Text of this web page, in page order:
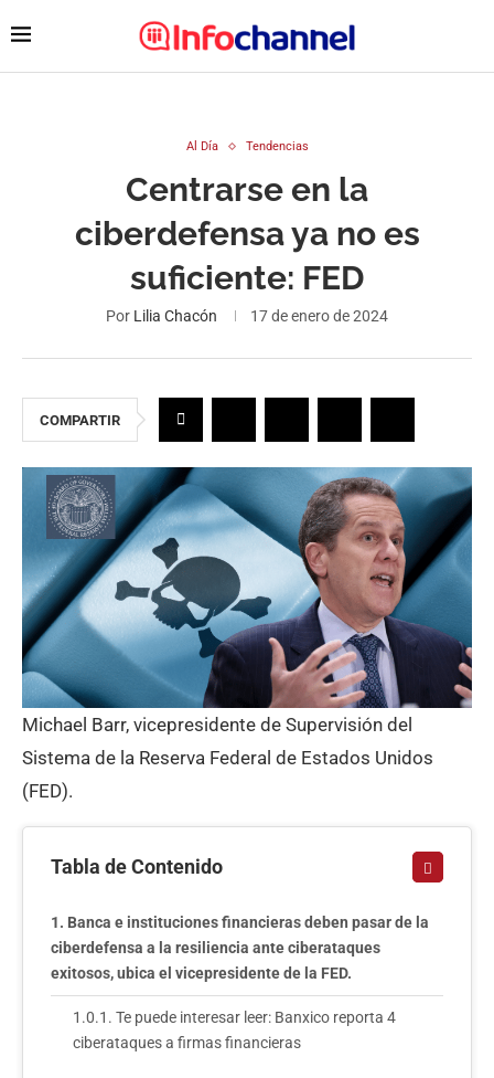
Al Día Tendencias
Centrarse en la
ciberdefensa ya no es
suficiente: FED
Por Lilia Chacón 17 de enero de 2024
COMPARTIR
Michael Barr, vicepresidente de Supervisión del
Sistema de la Reserva Federal de Estados Unidos
(FED).
Tabla de Contenido
Banca e instituciones financieras deben pasar de la
ciberdefensa a la resiliencia ante ciberataques
exitosos, ubica el vicepresidente de la FED.
Te puede interesar leer: Banxico reporta 4
ciberataques a firmas financieras